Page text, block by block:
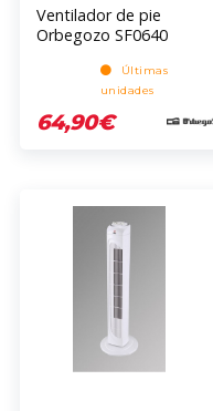
Ventilador de pie
Orbegozo SF0640
Últimas
unidades
64,90€